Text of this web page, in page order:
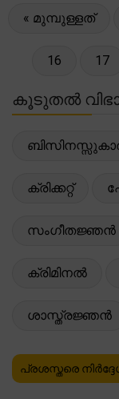
« മുമ്പുള്ളത്
16 17
കൂടുതൽ
ക്രിക്കറ്റ്
സംഗീതജ്ഞൻ
ക്രിമിനൽ
ശാസ്ത്രജ്ഞൻ
പ്രശസ്തരെ